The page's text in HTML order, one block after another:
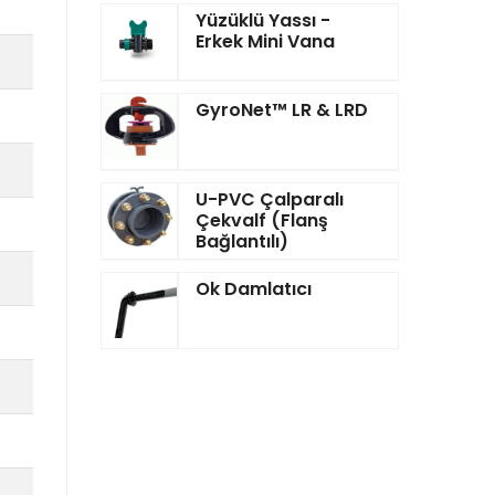
Yüzüklü Yassı -
Erkek Mini Vana
GyroNet™ LR & LRD
U-PVC Çalparalı
Çekvalf (Flanş
Bağlantılı)
Ok Damlatıcı